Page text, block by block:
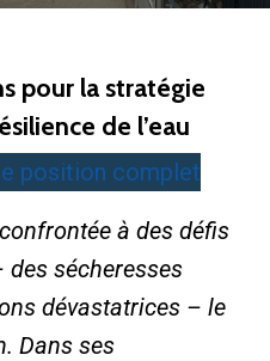
pour la stratégie
de l’eau
position complet
à des défis
sécheresses
dévastatrices – le
Dans ses